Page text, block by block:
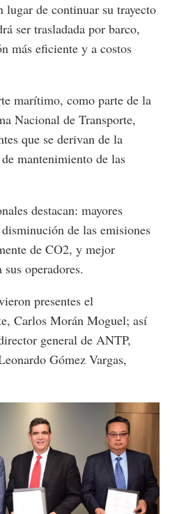
lugar de continuar su trayecto
ser trasladada por barco,
más eficiente y a costos
marítimo, como parte de la
Nacional de Transporte,
que se derivan de la
mantenimiento de las
destacan: mayores
de las emisiones
de CO2, y mejor
operadores.
presentes el
Carlos Morán Moguel; así
general de ANTP,
Gómez Vargas,